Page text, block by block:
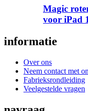
Magic
voor iPad
informatie
Over ons
Neem contact met
Fabrieksrondleiding
Veelgestelde vragen